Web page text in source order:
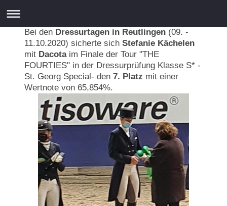
Bei den Dressurtagen in Reutlingen (09. -
11.10.2020) sicherte sich Stefanie Kächelen
mit Dacotaim Finale der Tour "THE
FOURTIES" in der Dressurprüfung Klasse S* -
St. Georg Special- den 7. Platz mit einer
Wertnote von 65,854%.